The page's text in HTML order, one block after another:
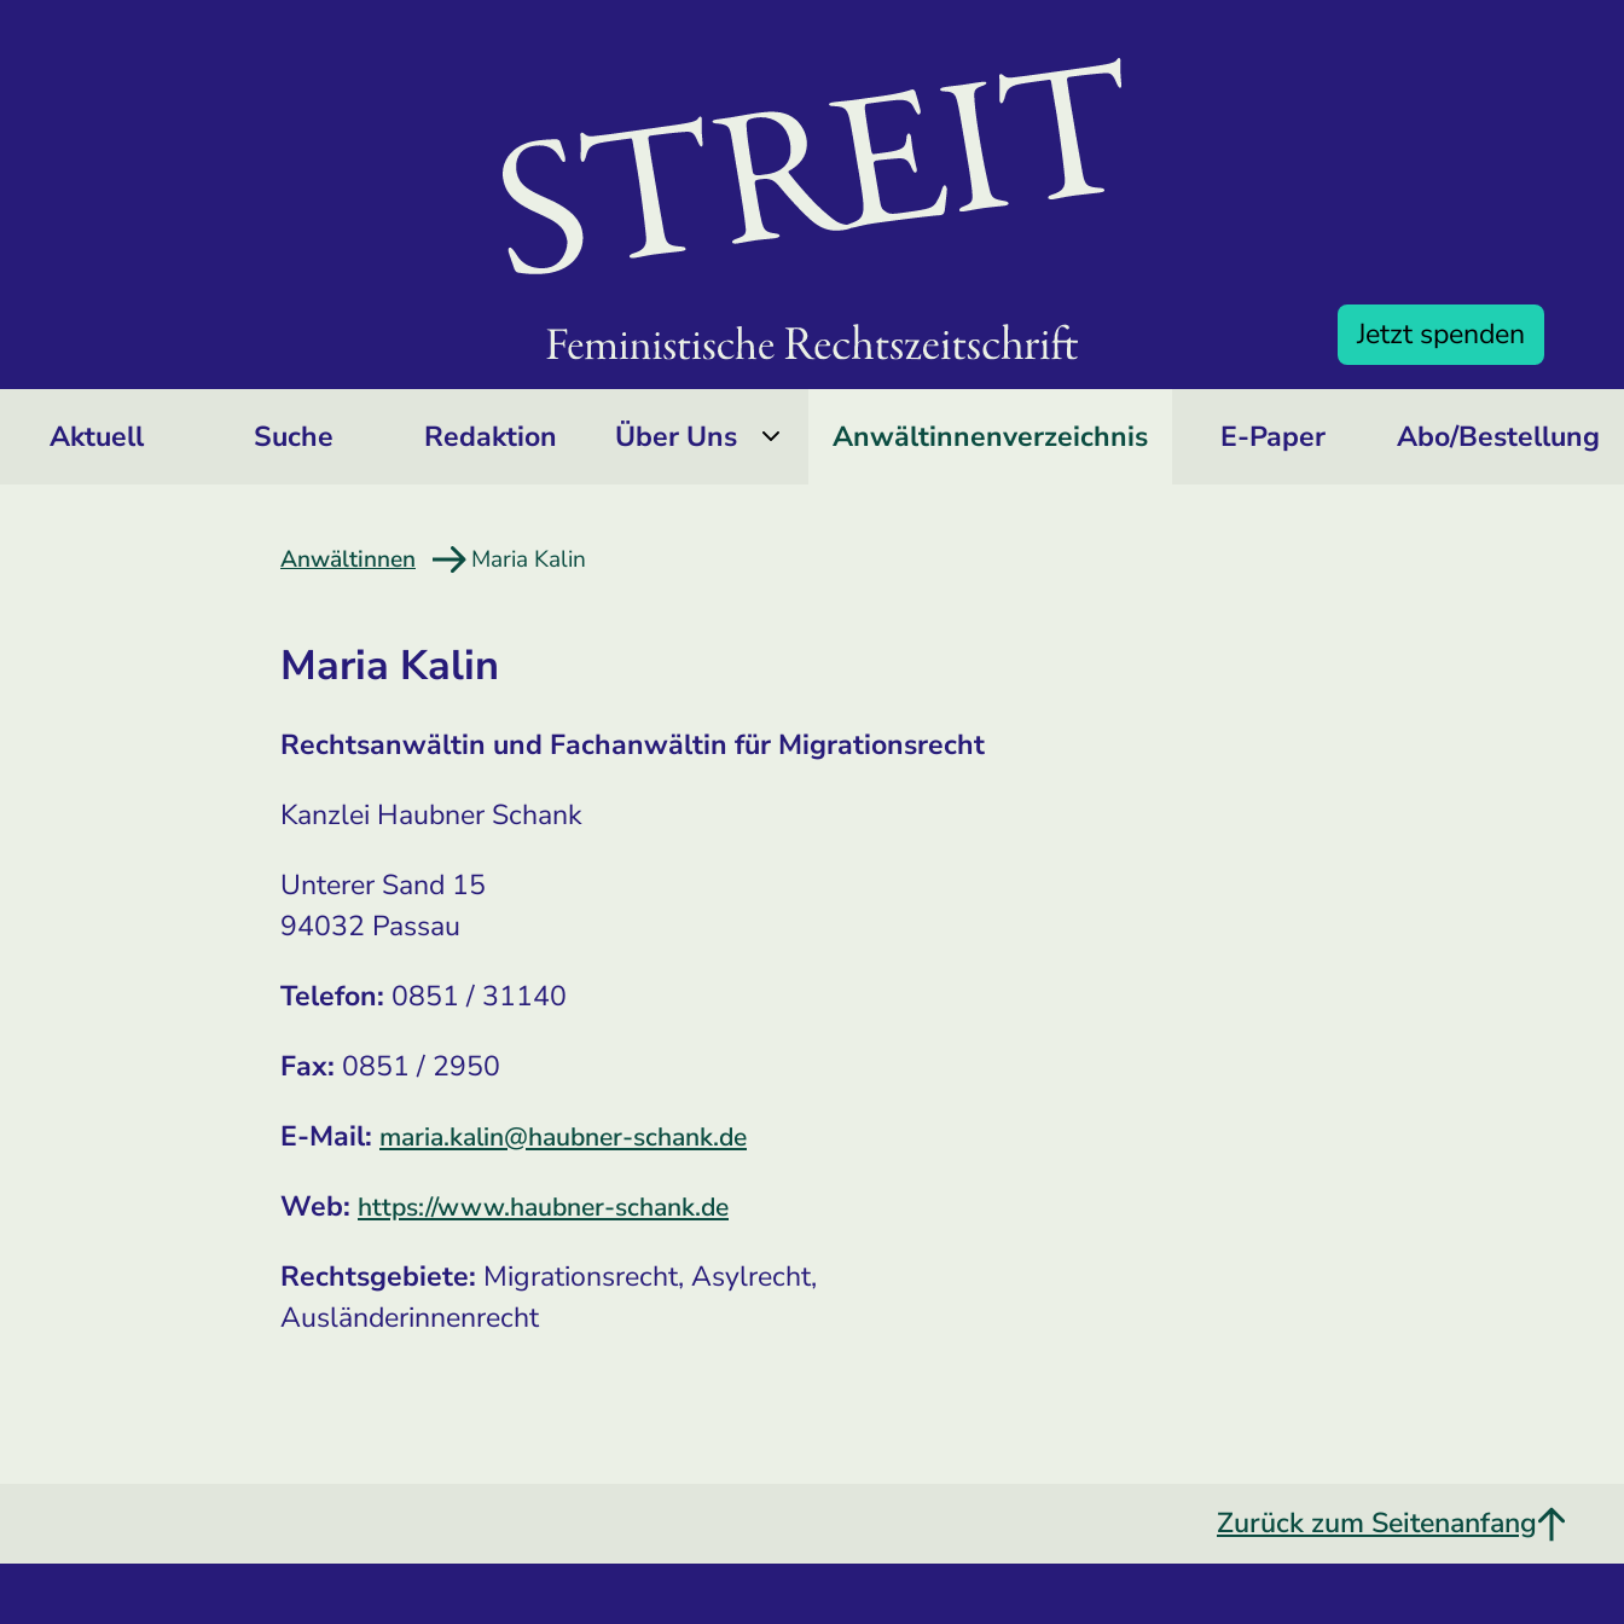
Jetzt spenden
Aktuell Suche Redaktion Über Uns Anwältinnen­verzeichnis E-Paper Abo/­Bestellung
Anwältinnen Maria Kalin
Maria Kalin
Rechtsanwältin und Fachanwältin für Migrationsrecht
Kanzlei Haubner Schank
Unterer Sand 15
94032 Passau
Telefon: 0851 / 31140
Fax: 0851 / 2950
E-Mail: maria.kalin@haubner-schank.de
Web: https://www.haubner-schank.de
Rechtsgebiete: Migrationsrecht, Asylrecht,
Ausländerinnenrecht
Zurück zum Seitenanfang